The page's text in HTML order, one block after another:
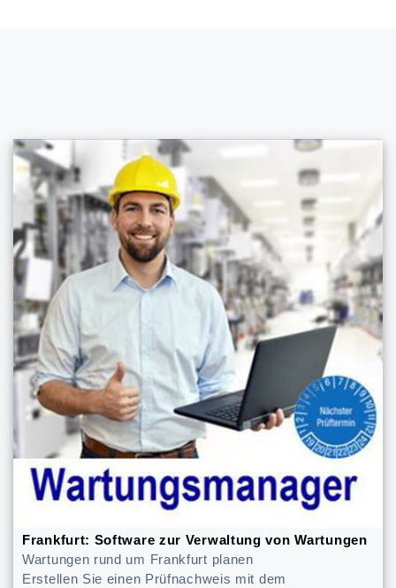
Frankfurt: Software zur Verwaltung von Wartungen
Wartungen rund um Frankfurt planen
Erstellen Sie einen Prüfnachweis mit dem